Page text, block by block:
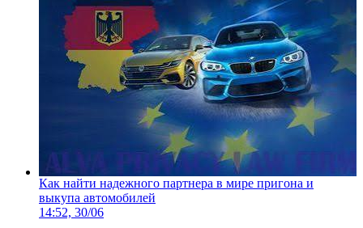
Как найти надежного партнера в мире пригона и
выкупа автомобилей
14:52, 30/06